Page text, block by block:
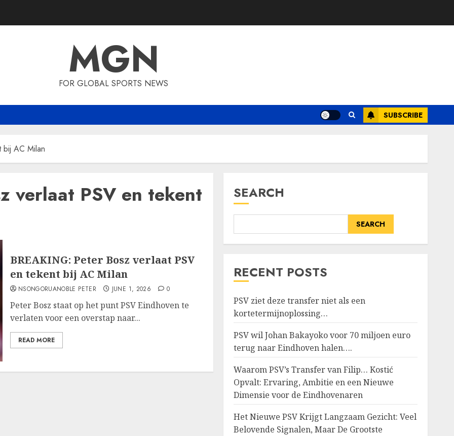
MGN
FOR GLOBAL SPORTS NEWS
SUBSCRIBE
bij AC Milan
verlaat PSV en tekent
BREAKING: Peter Bosz verlaat PSV
en tekent bij AC Milan
NSONGORUANOBLE PETER JUNE 1, 2026 0
Peter Bosz staat op het punt PSV Eindhoven te
verlaten voor een overstap naar...
READ MORE
SEARCH
SEARCH
RECENT POSTS
PSV ziet deze transfer niet als een
kortetermijnoplossing…
PSV wil Johan Bakayoko voor 70 miljoen euro
terug naar Eindhoven halen….
Waarom PSV’s Transfer van Filip… Kostić
Opvalt: Ervaring, Ambitie en een Nieuwe
Dimensie voor de Eindhovenaren
Het Nieuwe PSV Krijgt Langzaam Gezicht: Veel
Belovende Signalen, Maar De Grootste